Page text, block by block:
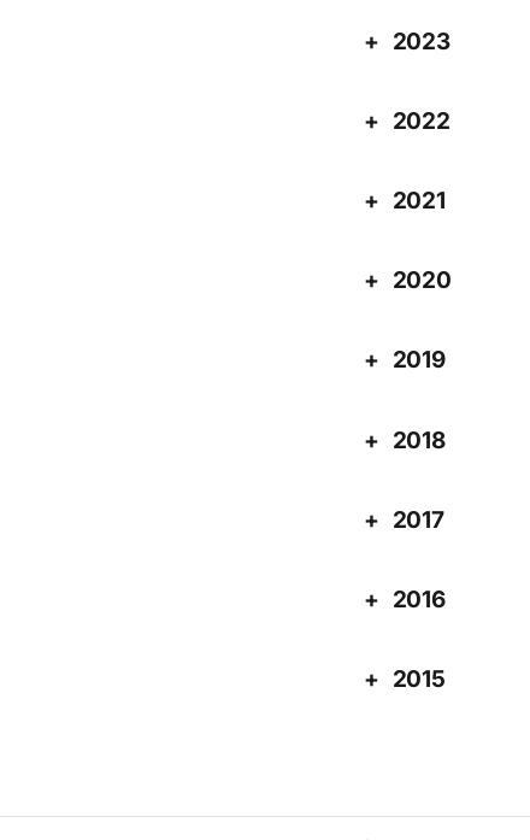
2023
2022
2021
2020
2019
2018
2017
2016
2015